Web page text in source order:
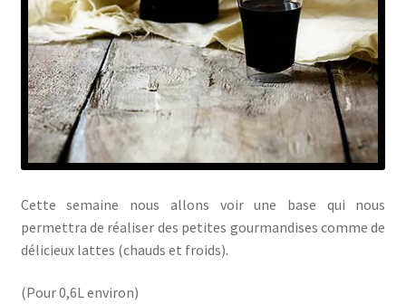
Cette semaine nous allons voir une base qui nous
permettra de réaliser des petites gourmandises comme de
délicieux lattes (chauds et froids).
(Pour 0,6L environ)